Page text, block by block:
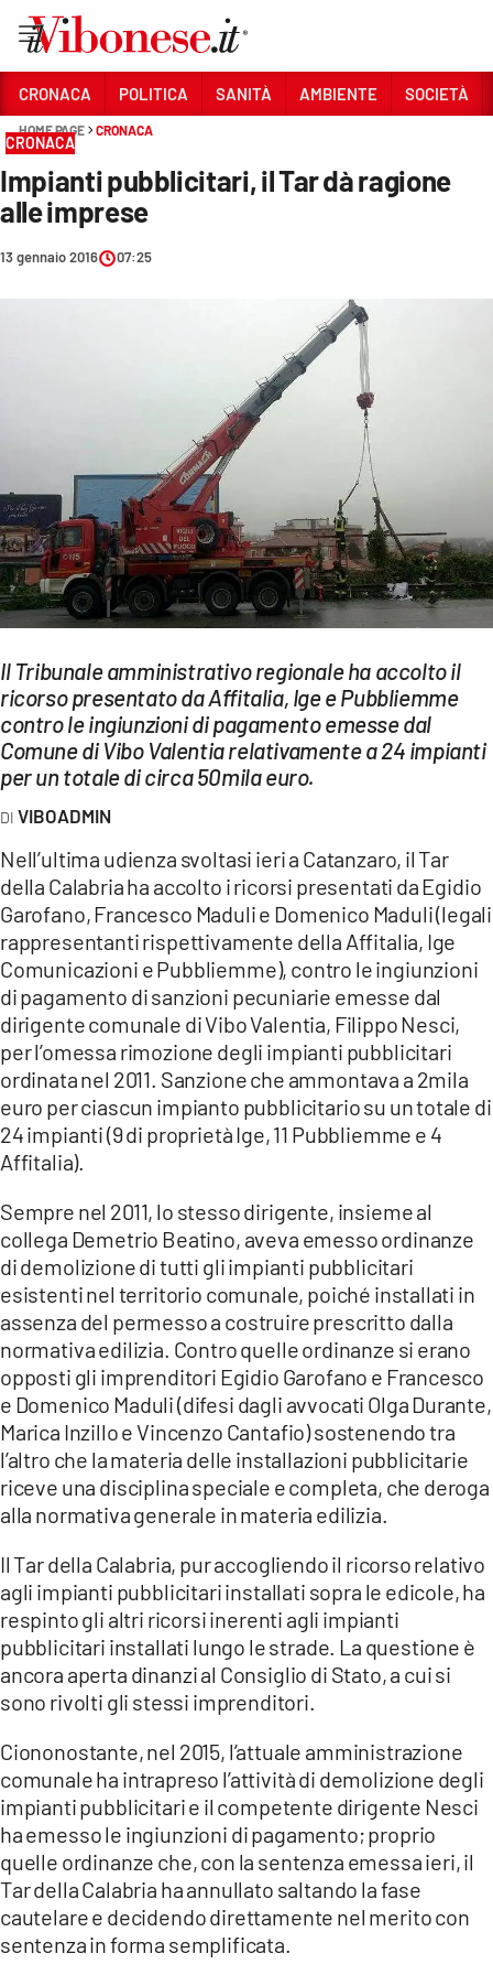
Sezioni
CRONACA
POLITICA
SANITÀ
ECONOMIA E LAVORO
EVENTI
SPORT
Streaming
LAC NETWORK
LAC ONAIR
LaC
LACPLAY.IT
LACTV.IT
LACONAIR.IT
LACITYMAG.IT
ILREGGINO.IT
COSENZACHANNEL.IT
ILVIBONESE.IT
CATANZAROCHANNEL.IT
LACAPITALENEWS.IT
App
ANDROID
APPLE
CRONACA POLITICA SANITÀ AMBIENTE SOCIETÀ
HOME PAGE CRONACA
CRONACA
Impianti pubblicitari, il Tar dà ragione
alle imprese
13 gennaio 2016 07:25
Il Tribunale amministrativo regionale ha accolto il
ricorso presentato da Affitalia, Ige e Pubbliemme
contro le ingiunzioni di pagamento emesse dal
Comune di Vibo Valentia relativamente a 24 impianti
per un totale di circa 50mila euro.
VIBOADMIN
Nell’ultima udienza svoltasi ieri a Catanzaro, il Tar
della Calabria ha accolto i ricorsi presentati da Egidio
Garofano, Francesco Maduli e Domenico Maduli (legali
rappresentanti rispettivamente della Affitalia, Ige
Comunicazioni e Pubbliemme), contro le ingiunzioni
di pagamento di sanzioni pecuniarie emesse dal
dirigente comunale di Vibo Valentia, Filippo Nesci,
per l’omessa rimozione degli impianti pubblicitari
ordinata nel 2011. Sanzione che ammontava a 2mila
euro per ciascun impianto pubblicitario su un totale di
24 impianti (9 di proprietà Ige, 11 Pubbliemme e 4
Affitalia).
Sempre nel 2011, lo stesso dirigente, insieme al
collega Demetrio Beatino, aveva emesso ordinanze
di demolizione di tutti gli impianti pubblicitari
esistenti nel territorio comunale, poiché installati in
assenza del permesso a costruire prescritto dalla
normativa edilizia. Contro quelle ordinanze si erano
opposti gli imprenditori Egidio Garofano e Francesco
e Domenico Maduli (difesi dagli avvocati Olga Durante,
Marica Inzillo e Vincenzo Cantafio) sostenendo tra
l’altro che la materia delle installazioni pubblicitarie
riceve una disciplina speciale e completa, che deroga
alla normativa generale in materia edilizia.
Il Tar della Calabria, pur accogliendo il ricorso relativo
agli impianti pubblicitari installati sopra le edicole, ha
respinto gli altri ricorsi inerenti agli impianti
pubblicitari installati lungo le strade. La questione è
ancora aperta dinanzi al Consiglio di Stato, a cui si
sono rivolti gli stessi imprenditori.
Ciononostante, nel 2015, l’attuale amministrazione
comunale ha intrapreso l’attività di demolizione degli
impianti pubblicitari e il competente dirigente Nesci
ha emesso le ingiunzioni di pagamento; proprio
quelle ordinanze che, con la sentenza emessa ieri, il
Tar della Calabria ha annullato saltando la fase
cautelare e decidendo direttamente nel merito con
sentenza in forma semplificata.